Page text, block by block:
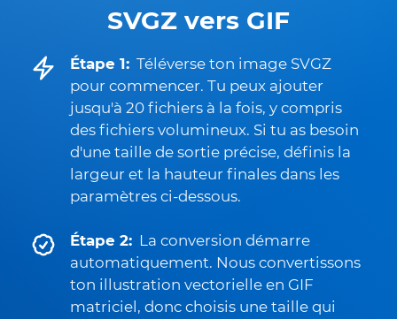
SVGZ vers GIF
Étape 1: Téléverse ton image SVGZ
pour commencer. Tu peux ajouter
jusqu'à 20 fichiers à la fois, y compris
des fichiers volumineux. Si tu as besoin
d'une taille de sortie précise, définis la
largeur et la hauteur finales dans les
paramètres ci-dessous.
Étape 2: La conversion démarre
automatiquement. Nous convertissons
ton illustration vectorielle en GIF
matriciel, donc choisis une taille qui